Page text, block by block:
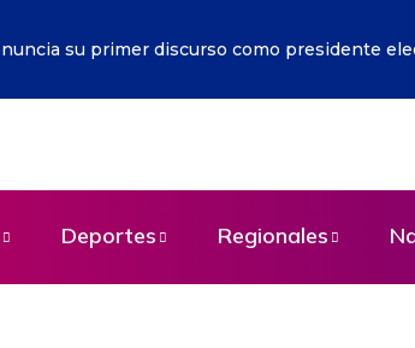
Colombia tendrá un nuevo festivo nacional en
Deportes Regionales